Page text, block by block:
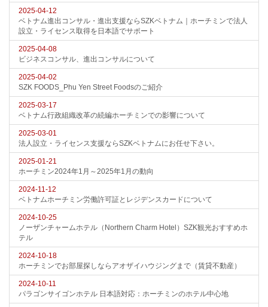
2025-04-12
ベトナム進出コンサル・進出支援ならSZKベトナム｜ホーチミンで法人
設立・ライセンス取得を日本語でサポート
2025-04-08
ビジネスコンサル、進出コンサルについて
2025-04-02
SZK FOODS_Phu Yen Street Foodsのご紹介
2025-03-17
ベトナム行政組織改革の続編ホーチミンでの影響について
2025-03-01
法人設立・ライセンス支援ならSZKベトナムにお任せ下さい。
2025-01-21
ホーチミン2024年1月～2025年1月の動向
2024-11-12
ベトナムホーチミン労働許可証とレジデンスカードについて
2024-10-25
ノーザンチャームホテル（Northern Charm Hotel）SZK観光おすすめホ
テル
2024-10-18
ホーチミンでお部屋探しならアオザイハウジングまで（賃貸不動産）
2024-10-11
パラゴンサイゴンホテル 日本語対応：ホーチミンのホテル中心地